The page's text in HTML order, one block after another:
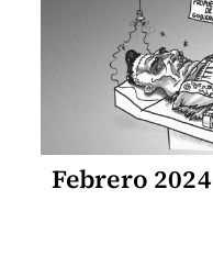
Febrero 2024